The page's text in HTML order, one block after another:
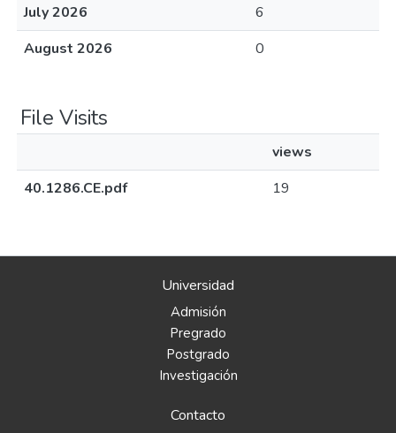
July 2026
6
August 2026
0
File Visits
views
40.1286.CE.pdf
19
Universidad
Admisión
Pregrado
Postgrado
Investigación
Contacto